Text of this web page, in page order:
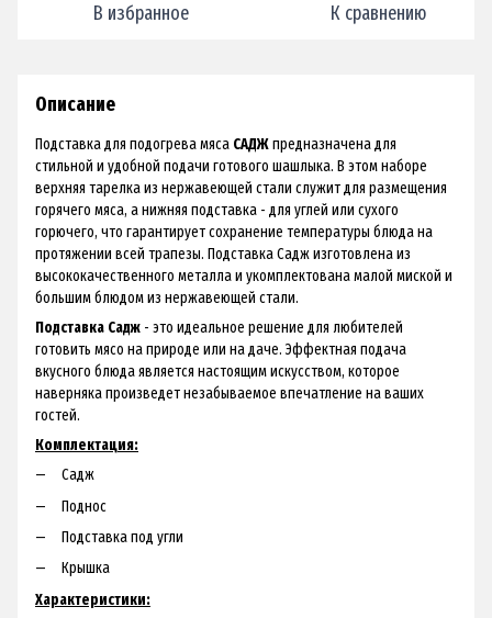
В избранное К сравнению
Описание
Подставка для подогрева мяса САДЖпредназначена для
стильной и удобной подачи готового шашлыка. В этом наборе
верхняя тарелка из нержавеющей стали служит для размещения
горячего мяса, а нижняя подставка - для углей или сухого
горючего, что гарантирует сохранение температуры блюда на
протяжении всей трапезы. Подставка Садж изготовлена из
высококачественного металла и укомплектована малой миской и
большим блюдом из нержавеющей стали.
Подставка Садж - это идеальное решение для любителей
готовить мясо на природе или на даче. Эффектная подача
вкусного блюда является настоящим искусством, которое
наверняка произведет незабываемое впечатление на ваших
гостей.
Комплектация:
Садж
Поднос
Подставка под угли
Крышка
Характеристики: